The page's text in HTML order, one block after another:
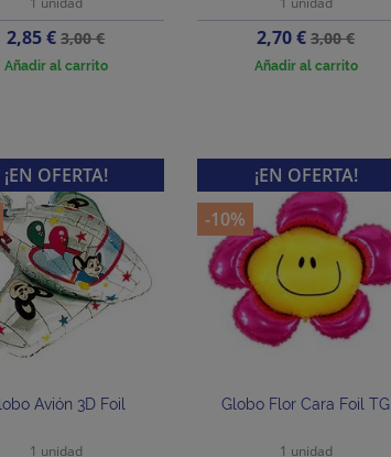
Precio
2,85 €Precio
base
3,00 €
Añadir al carrito
Precio
2,70 €Precio
base
3,00 €
Añadir al carrito
Avión 3D Foil
1 unidad
¡EN OFERTA!
Globo Flor Cara Foil TG
1 unidad
¡EN OFERTA!
-10%